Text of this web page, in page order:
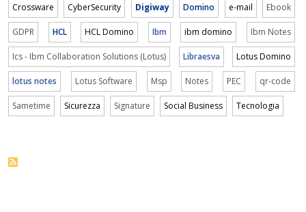
Crossware CyberSecurity Digiway Domino e-mail Ebook
GDPR HCL HCL Domino Ibm ibm domino Ibm Notes
Ics - Ibm Collaboration Solutions (Lotus) Libraesva Lotus Domino
lotus notes Lotus Software Msp Notes PEC qr-code
Sametime Sicurezza Signature Social Business Tecnologia